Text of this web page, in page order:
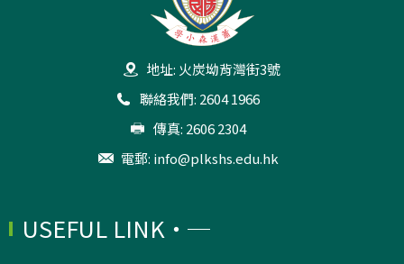
地址: 火炭坳背灣街3號
聯絡我們: 2604 1966
傳真: 2606 2304
電郵: info@plkshs.edu.hk
USEFUL LINK